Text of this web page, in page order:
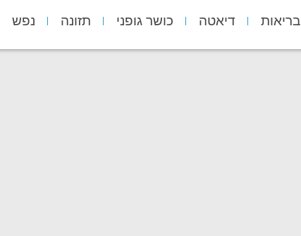
בריאות דיאטה כושר גופני תזונה נפש